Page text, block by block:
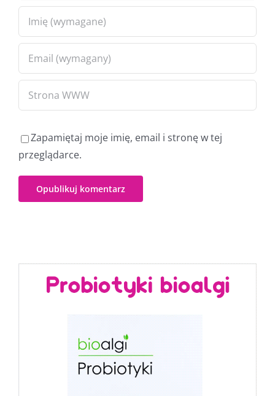
Zapamiętaj moje imię, email i stronę w tej
przeglądarce.